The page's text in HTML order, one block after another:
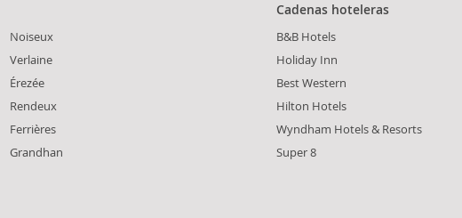
Noiseux
Verlaine
Érezée
Rendeux
Ferrières
Grandhan
Cadenas hoteleras
B&B Hotels
Holiday Inn
Best Western
Hilton Hotels
Wyndham Hotels & Resorts
Super 8